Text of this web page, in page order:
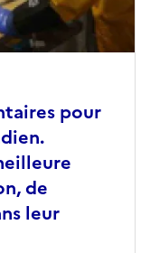
pour
de
leur